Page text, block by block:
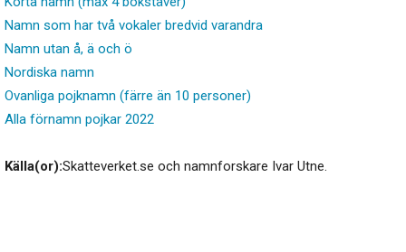
Namn som har två vokaler bredvid varandra
Namn utan å, ä och ö
Nordiska namn
Ovanliga pojknamn (färre än 10 personer)
Alla förnamn pojkar 2022
Källa(or):Skatteverket.se och namnforskare Ivar Utne.